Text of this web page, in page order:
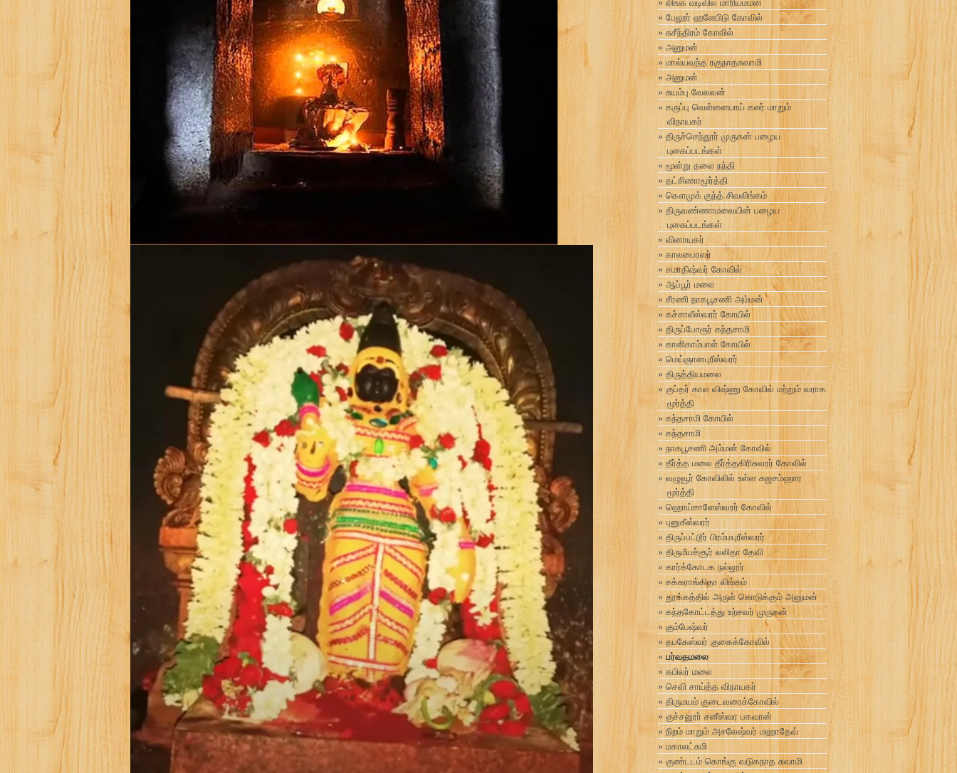
பேலூர் ஹளேபிடு கோவில்
சுசீந்திரம் கோவில்
அனுமன்
மால்யவந்த ரகுநாதசுவாமி
அனுமன்
சுயம்பு வேலவன்
கருப்பு வெள்ளையாய் கலர் மாறும்
விநாயகர்
திருச்செந்தூர் முருகன் பழைய
புகைப்படங்கள்
மூன்று தலை நந்தி
தட்சிணாமூர்த்தி
கௌமுக் குந்த் சிவலிங்கம்
திருவண்ணாமலையின் பழைய
புகைப்படங்கள்
வினாயகர்
காலபைரவர்
சமாதிஷ்வர் கோவில்
ஆப்பூர் மலை
சீரணி நாகபூசணி அம்மன்
கச்சாலீஸ்வரர் கோயில்
திருப்போரூர் கந்தசாமி
காளிகாம்பாள் கோயில்
மெய்ஞானபுரீஸ்வரர்
திருத்தியமலை
குப்தர் கால விஷ்ணு கோவில் மற்றும் வராக
மூர்த்தி
கந்தசாமி கோயில்
கந்தசாமி
நாகபூசணி அம்மன் கோவில்
தீர்த்த மலை தீர்த்தகிரிசுவரர் கோவில்
வழுவூர் கோவிலில் உள்ள கஜசம்ஹார
மூர்த்தி
ஹொய்சாளேஸ்வரர் கோவில்
புனுகீஸ்வரர்
திருப்பட்டூர் பிரம்மபுரீஸ்வரர்
திருமீயச்சூர் லலிதா தேவி
கார்க்கோடக நல்லூர்
சக்கராங்கிதா லிங்கம்
தூக்கத்தில் அருள் கொடுக்கும் அனுமன்
கந்தகோட்டத்து உற்சவர் முருகன்
கும்பேஷ்வர்
தபகேஸ்வர் குகைக்கோவில்
பர்வதமலை
கபிலர் மலை
செவி சாய்த்த விநாயகர்
திருமயம் குடைவரைக்கோவில்
குச்சனூர் சனீஸ்வர பகவான்
நிறம் மாறும் அசலேஷ்வர் மஹாதேவ்
மகாலட்சுமி
குண்டடம் கொங்கு வடுகநாத சுவாமி